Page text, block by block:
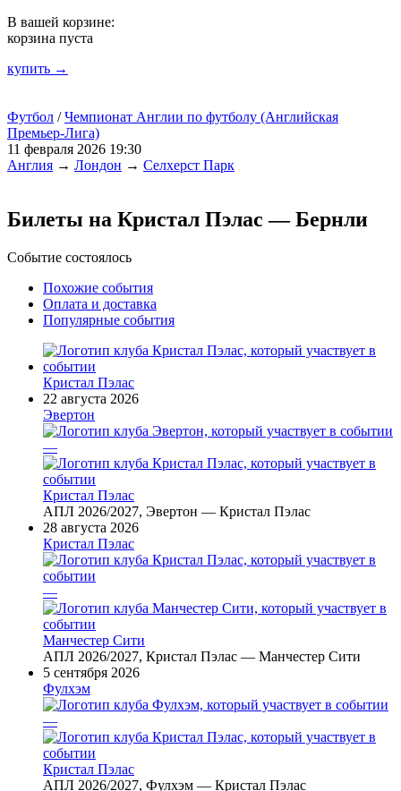
В вашей корзине:
корзина пуста
купить →
Футбол /Чемпионат Англии по футболу (Английская
Премьер-Лига)
11 февраля 2026 19:30
Англия → Лондон → Селхерст Парк
Билеты на Кристал Пэлас — Бернли
Событие состоялось
Похожие события
Оплата и доставка
Популярные события
Кристал Пэлас
22 августа 2026
Эвертон
—
Кристал Пэлас
АПЛ 2026/2027, Эвертон — Кристал Пэлас
28 августа 2026
Кристал Пэлас
—
Манчестер Сити
АПЛ 2026/2027, Кристал Пэлас — Манчестер Сити
5 сентября 2026
Фулхэм
—
Кристал Пэлас
АПЛ 2026/2027, Фулхэм — Кристал Пэлас